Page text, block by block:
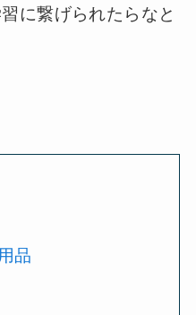
に繋げられたらなと
品